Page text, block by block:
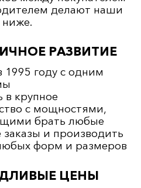
делают наши
РАЗВИТИЕ
1995 году с одним
в крупное
с мощностями,
брать любые
и производить
форм и размеров
ЦЕНЫ